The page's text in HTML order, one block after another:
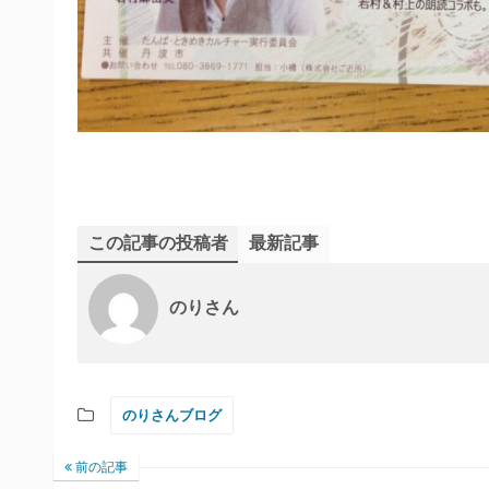
この記事の投稿者 最新記事
のりさん
のりさんブログ
前の記事